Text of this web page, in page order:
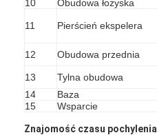
10
Obudowa łożyska
11 Pierścień ekspelera
12
Obudowa przednia
13
Tylna obudowa
14
Baza
15
Wsparcie
Znajomość czasu